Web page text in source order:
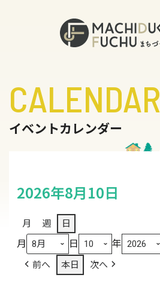
CALENDAR
イベントカレンダー
2026年8月10日
月 週 日
月 日 年
前へ 本日 次へ